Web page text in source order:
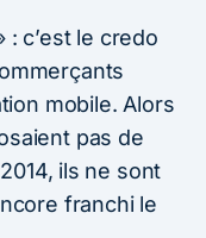
c’est le credo
mobile. Alors
pas de
ils ne sont
franchi le